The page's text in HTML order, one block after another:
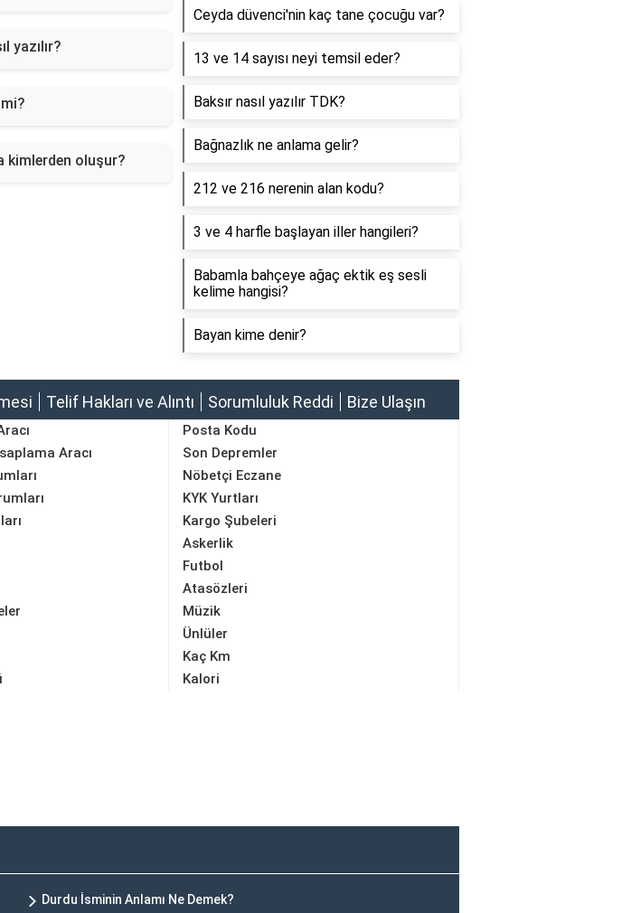
yazılır?
kimlerden oluşur?
Ceyda düvenci'nin kaç tane çocuğu var?
13 ve 14 sayısı neyi temsil eder?
Baksır nasıl yazılır TDK?
Bağnazlık ne anlama gelir?
212 ve 216 nerenin alan kodu?
3 ve 4 harfle başlayan iller hangileri?
Babamla bahçeye ağaç ektik eş sesli
kelime hangisi?
Bayan kime denir?
Telif Hakları ve Alıntı Sorumluluk Reddi Bize Ulaşın
Aracı
Posta Kodu
Son Depremler
Nöbetçi Eczane
KYK Yurtları
Kargo Şubeleri
Askerlik
Futbol
Atasözleri
Müzik
Ünlüler
Kaç Km
Kalori
Durdu İsminin Anlamı Ne Demek?